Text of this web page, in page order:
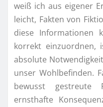
weiß ich aus eigener
leicht, Fakten von
diese Informationen
korrekt einzuordnen,
absolute
unser Wohlbefinden.
bewusst gestreute
ernsthafte